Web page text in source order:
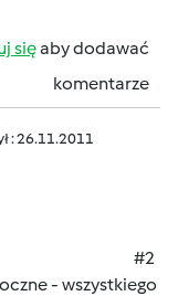
sięaby dodawać
komentarze
: 26.11.2011
#2
- wszystkiego